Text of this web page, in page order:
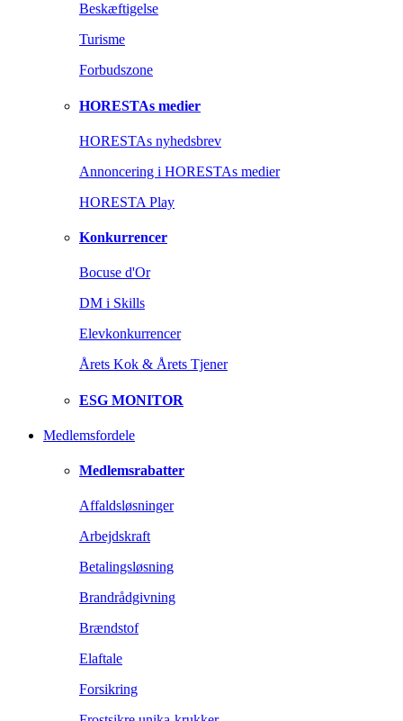
Beskæftigelse
Turisme
Forbudszone
HORESTAs medier
HORESTAs nyhedsbrev
Annoncering i HORESTAs medier
HORESTA Play
Konkurrencer
Bocuse d'Or
DM i Skills
Elevkonkurrencer
Årets Kok & Årets Tjener
ESG MONITOR
Medlemsfordele
Medlemsrabatter
Affaldsløsninger
Arbejdskraft
Betalingsløsning
Brandrådgivning
Brændstof
Elaftale
Forsikring